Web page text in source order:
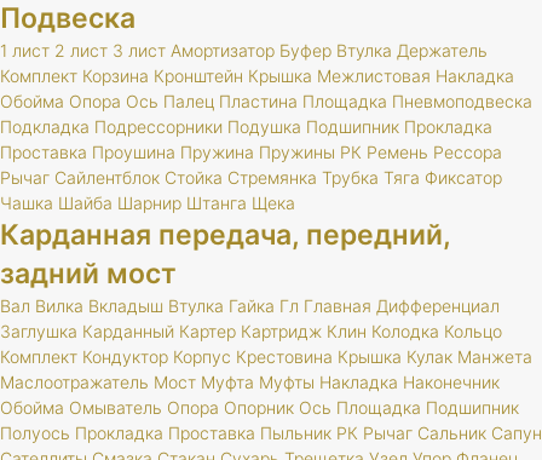
Подвеска
1 лист 2 лист 3 лист Амортизатор Буфер Втулка Держатель
Комплект Корзина Кронштейн Крышка Межлистовая Накладка
Обойма Опора Ось Палец Пластина Площадка Пневмоподвеска
Подкладка Подрессорники Подушка Подшипник Прокладка
Проставка Проушина Пружина Пружины РК Ремень Рессора
Рычаг Сайлентблок Стойка Стремянка Трубка Тяга Фиксатор
Чашка Шайба Шарнир Штанга Щека
Карданная передача, передний,
задний мост
Вал Вилка Вкладыш Втулка Гайка Гл Главная Дифференциал
Заглушка Карданный Картер Картридж Клин Колодка Кольцо
Комплект Кондуктор Корпус Крестовина Крышка Кулак Манжета
Маслоотражатель Мост Муфта Муфты Накладка Наконечник
Обойма Омыватель Опора Опорник Ось Площадка Подшипник
Полуось Прокладка Проставка Пыльник РК Рычаг Сальник Сапун